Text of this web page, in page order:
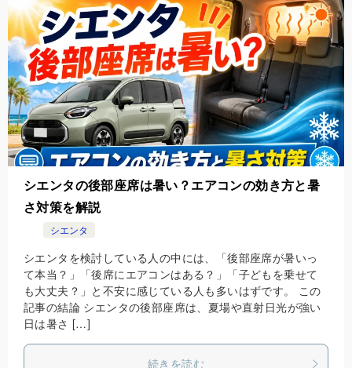
シエンタの後部座席は暑い？エアコンの効き方と暑
さ対策を解説
シエンタ
シエンタを検討している人の中には、「後部座席が暑いっ
て本当？」「後席にエアコンはある？」「子どもを乗せて
も大丈夫？」と不安に感じている人も多いはずです。 この
記事の結論 シエンタの後部座席は、夏場や直射日光が強い
日は暑さ […]
続きを読む